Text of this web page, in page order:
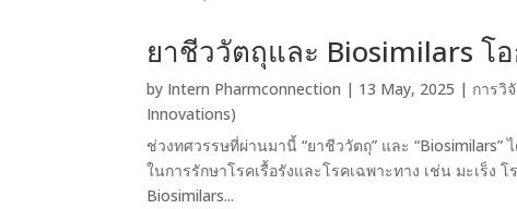
ยาชีววัตถุและ Biosimilars โ
by Intern Pharmconnection | 13 May, 2025 | การวิ
Innovations)
ช่วงทศวรรษที่ผ่านมานี้ “ยาชีววัตถุ” และ
ในการรักษาโรคเรื้อรังและโรคเฉพาะทาง เช่น มะเร็
Biosimilars...